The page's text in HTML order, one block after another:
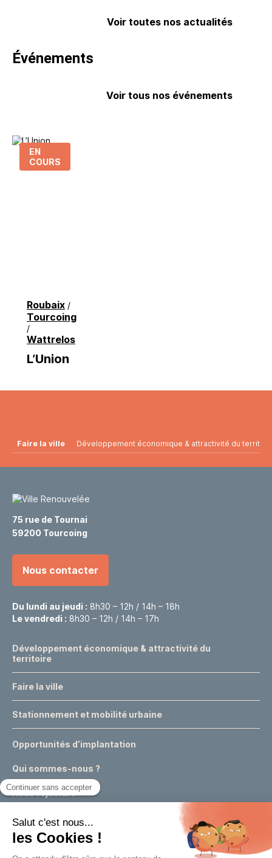
Voir toutes nos actualités
Événements
Voir tous nos événements
EN
COURS
Roubaix /
Tourcoing
/
Wattrelos
L’Union
Faire la ville Développement économique & attractivité du
75 rue de Tournai
59200 Tourcoing
Nous contacter
Du lundi au jeudi : 8h30 – 12h / 14h – 18h
Le vendredi : 8h30 – 12h / 14h – 17h
Développement économique & attractivité du
territoire
Faire la ville
Stationnement et mobilité urbaine
Opportunités d’implantation
Qui sommes-nous ?
Nous rejoindre
Actualités
Événements